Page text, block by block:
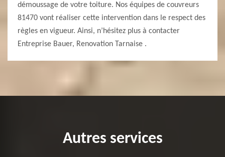
démoussage de votre toiture. Nos équipes de couvreurs
81470 vont réaliser cette intervention dans le respect des
règles en vigueur. Ainsi, n’hésitez plus à contacter
Entreprise Bauer, Renovation Tarnaise .
Autres services